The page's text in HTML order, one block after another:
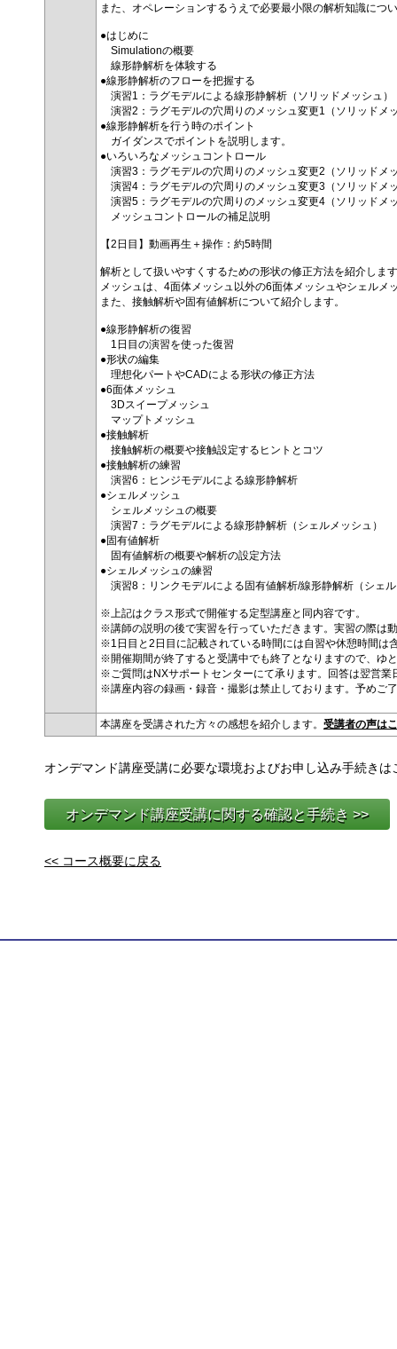
また、オペレーションするうえで必要最小限の解析知識につ
●はじめに
Simulationの概要
線形静解析を体験する
●線形静解析のフローを把握する
演習1：ラグモデルによる線形静解析（ソリッドメッシュ）
演習2：ラグモデルの穴周りのメッシュ変更1（ソリッドメ
●線形静解析を行う時のポイント
ガイダンスでポイントを説明します。
●いろいろなメッシュコントロール
演習3：ラグモデルの穴周りのメッシュ変更2（ソリッドメ
演習4：ラグモデルの穴周りのメッシュ変更3（ソリッドメ
演習5：ラグモデルの穴周りのメッシュ変更4（ソリッドメ
メッシュコントロールの補足説明
【2日目】動画再生＋操作：約5時間
解析として扱いやすくするための形状の修正方法を紹介しま
メッシュは、4面体メッシュ以外の6面体メッシュやシェルメ
また、接触解析や固有値解析について紹介します。
●線形静解析の復習
1日目の演習を使った復習
●形状の編集
理想化パートやCADによる形状の修正方法
●6面体メッシュ
3Dスイープメッシュ
マップトメッシュ
●接触解析
接触解析の概要や接触設定するヒントとコツ
●接触解析の練習
演習6：ヒンジモデルによる線形静解析
●シェルメッシュ
シェルメッシュの概要
演習7：ラグモデルによる線形静解析（シェルメッシュ）
●固有値解析
固有値解析の概要や解析の設定方法
●シェルメッシュの練習
演習8：リンクモデルによる固有値解析/線形静解析（シェ
※上記はクラス形式で開催する定型講座と同内容です。
※講師の説明の後で実習を行っていただきます。実習の際は
※1日目と2日目に記載されている時間には自習や休憩時間は
※開催期間が終了すると受講中でも終了となりますので、ゆ
※ご質問はNXサポートセンターにて承ります。回答は翌営
※講座内容の録画・録音・撮影は禁止しております。予めご
本講座を受講された方々の感想を紹介します。 受講者の声は
オンデマンド講座受講に必要な環境およびお申し込み手続きは
オンデマンド講座受講に関する確認と手続き >>
<< コース概要に戻る